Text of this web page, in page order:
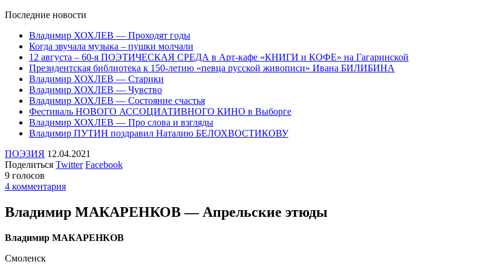
Последние новости
Владимир ХОХЛЕВ — Проходят годы
Когда звучала музыка – пушки молчали
12 августа – 60-я ПОЭТИЧЕСКАЯ СРЕДА в Арт-кафе «КНИГИ и КОФЕ» на Гагаринской
Президентская библиотека к 150-летию «певца русской живописи» Ивана БИЛИБИНА
Владимир ХОХЛЕВ — Старики
Владимир ХОХЛЕВ — Чувство
Владимир ХОХЛЕВ — Состояние счастья
Фестиваль НОВОГО АССОЦИАТИВНОГО КИНО в Выборге
Владимир ХОХЛЕВ — Про слова и взгляды
Владимир ПУТИН поздравил Наталию БЕЛОХВОСТИКОВУ
ПОЭЗИЯ 12.04.2021
Поделиться Twitter Facebook
9 голосов
4 комментария
Владимир МАКАРЕНКОВ — Апрельские этюды
Владимир МАКАРЕНКОВ
Смоленск